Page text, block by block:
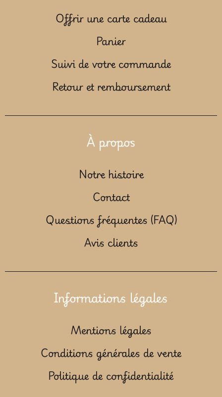
Offrir une carte cadeau
Panier
Suivi de votre commande
Retour et remboursement
À propos
Notre histoire
Contact
Questions fréquentes (FAQ)
Avis clients
Informations légales
Mentions légales
Conditions générales de vente
Politique de confidentialité